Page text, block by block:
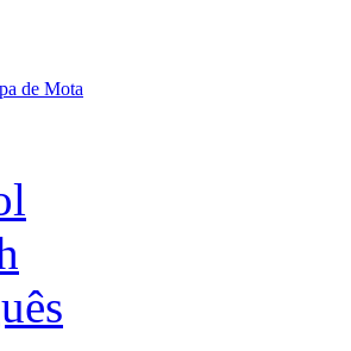
de Mota